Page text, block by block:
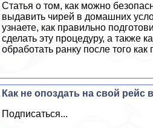
Статья о том, как можно
выдавить чирей в домашних
узнаете, как правильно
сделать эту процедуру, а также
обработать ранку после того как
Как не опоздать на свой рейс
Подписаться...